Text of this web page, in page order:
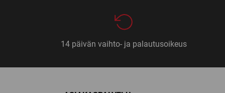
14 päivän vaihto- ja palautusoikeus